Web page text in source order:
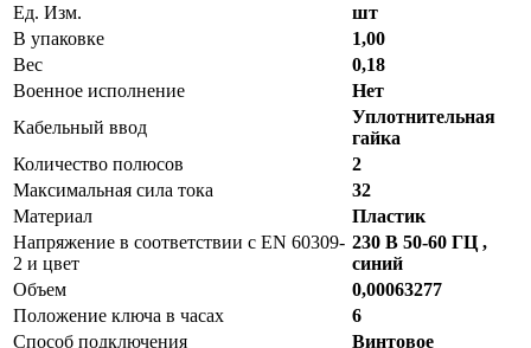
Ед. Изм.
шт
В упаковке
1,00
Вес
0,18
Военное исполнение
Нет
Кабельный ввод
Уплотнительная
гайка
Количество полюсов
2
Максимальная сила тока
32
Материал
Пластик
Напряжение в соответствии с EN 60309-
2 и цвет
230 В 50-60 ГЦ ,
синий
Объем
0,00063277
Положение ключа в часах
6
Способ подключения
Винтовое